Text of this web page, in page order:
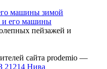
и его машины
пейзажей и
сайта prodemio —